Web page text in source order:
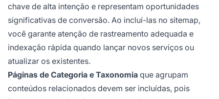
chave de alta intenção e representam oportunidades
significativas de conversão. Ao incluí-las no sitemap,
você garante atenção de rastreamento adequada e
indexação rápida quando lançar novos serviços ou
atualizar os existentes.
Páginas de Categoria e Taxonomia que agrupam
conteúdos relacionados devem ser incluídas, pois